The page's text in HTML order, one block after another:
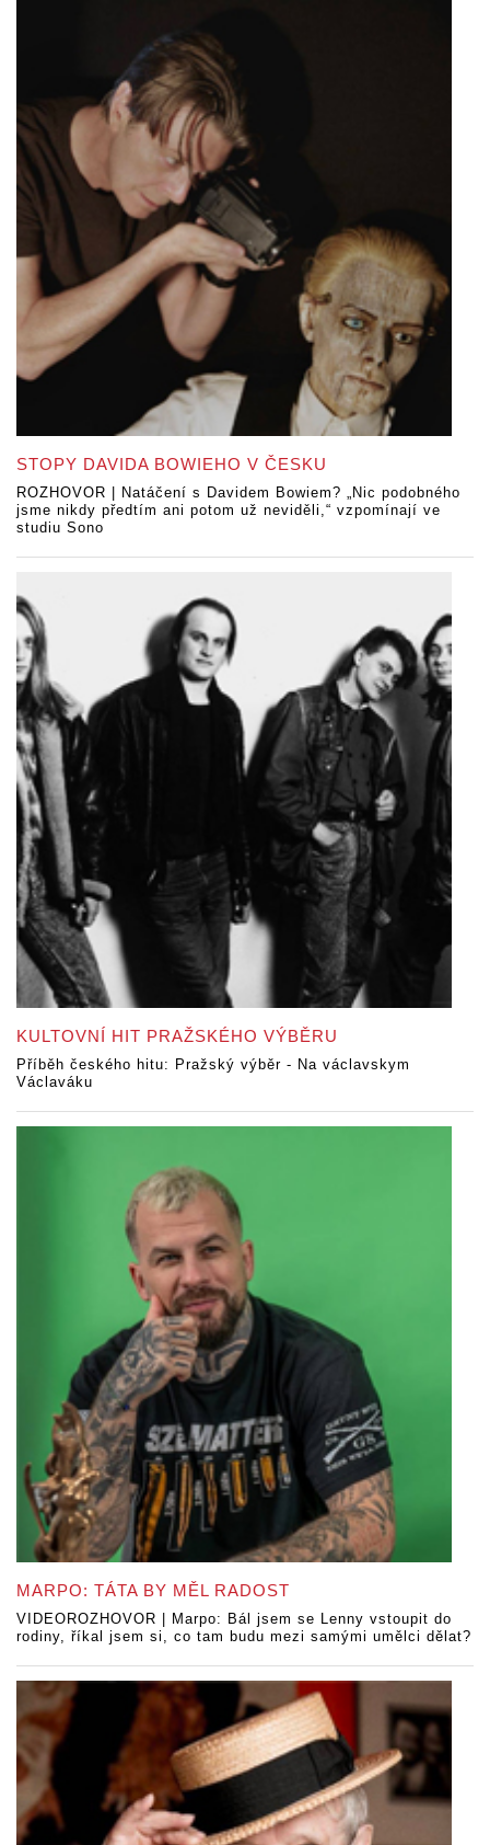
STOPY DAVIDA BOWIEHO V ČESKU
ROZHOVOR | Natáčení s Davidem Bowiem? „Nic podobného
jsme nikdy předtím ani potom už neviděli,“ vzpomínají ve
studiu Sono
KULTOVNÍ HIT PRAŽSKÉHO VÝBĚRU
Příběh českého hitu: Pražský výběr - Na václavskym
Václaváku
MARPO: TÁTA BY MĚL RADOST
VIDEOROZHOVOR | Marpo: Bál jsem se Lenny vstoupit do
rodiny, říkal jsem si, co tam budu mezi samými umělci dělat?